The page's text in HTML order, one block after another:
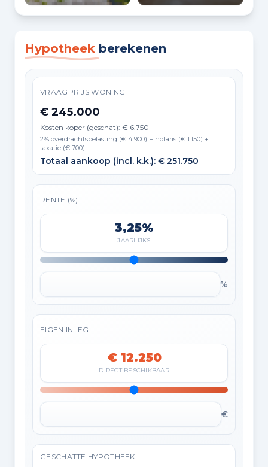
Hypotheek berekenen
VRAAGPRIJS WONING
€ 245.000
Kosten koper (geschat): € 6.750
2% overdrachtsbelasting (€ 4.900) + notaris (€ 1.150) +
taxatie (€ 700)
Totaal aankoop (incl. k.k.): € 251.750
RENTE (%)
3,25%
JAARLIJKS
%
EIGEN INLEG
€ 12.250
DIRECT BESCHIKBAAR
€
GESCHATTE HYPOTHEEK